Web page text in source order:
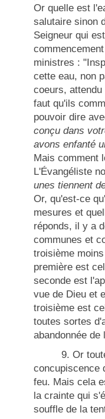
Or quelle est
salutaire sinon
Seigneur qui
ministres :
cette eau, non
coeurs,
faut qu'ils
pouvoir dire
conçu dans
avons enfanté
Mais comment
L'Évangéliste
unes tiennent
Or, qu'est-ce
mesures et
réponds, il y a
communes et
troisième
première est
seconde est
vue de Dieu et
troisième est
toutes sortes
abandonnée de
9. Or
concupiscence
feu. Mais cela
la crainte qui
souffle de la